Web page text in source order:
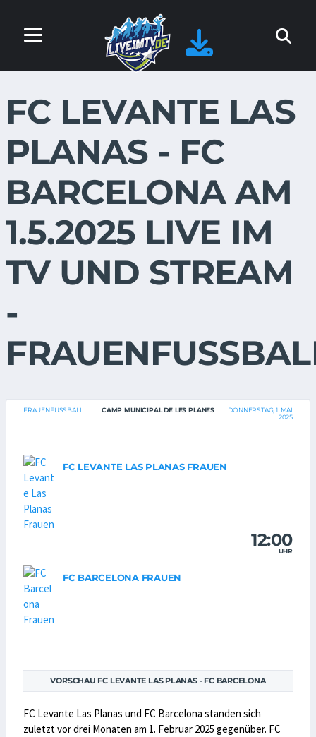
FC LEVANTE LAS
PLANAS - FC
BARCELONA AM
1.5.2025 LIVE IM
TV UND STREAM
-
FRAUENFUSSBALL CAMP MUNICIPAL DE LES PLANES
DONNERSTAG, 1. MAI
2025
FC LEVANTE LAS PLANAS FRAUEN
12:00
UHR
FC BARCELONA FRAUEN
VORSCHAU FC LEVANTE LAS PLANAS - FC BARCELONA
FC Levante Las Planas und FC Barcelona standen sich
zuletzt vor drei Monaten am 1. Februar 2025 gegenüber. FC